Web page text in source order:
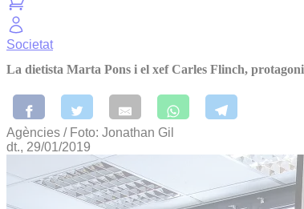
Societat
La dietista Marta Pons i el xef Carles Flinch,
Agències / Foto: Jonathan Gil
dt., 29/01/2019